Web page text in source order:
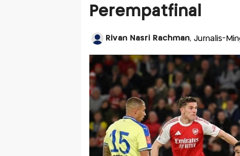
Perempatfinal
Rivan Nasri Rachman, Jurnalis-